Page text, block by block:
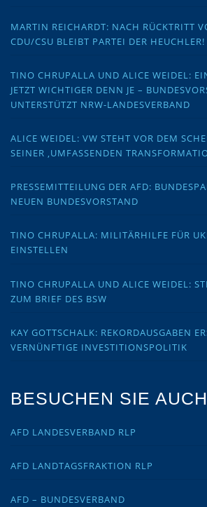
MARTIN REICHARDT: NACH RÜCKTRITT
CDU/CSU BLEIBT PARTEI DER HEUCHLER!
TINO CHRUPALLA UND ALICE WEIDEL:
JETZT WICHTIGER DENN JE –
UNTERSTÜTZT NRW-LANDESVERBAND
ALICE WEIDEL: VW STEHT VOR DEM
SEINER ‚UMFASSENDEN
PRESSEMITTEILUNG DER AFD:
NEUEN BUNDESVORSTAND
TINO CHRUPALLA: MILITÄRHILFE FÜR
EINSTELLEN
TINO CHRUPALLA UND ALICE WEIDEL:
ZUM BRIEF DES BSW
KAY GOTTSCHALK: REKORDAUSGABEN
VERNÜNFTIGE INVESTITIONSPOLITIK
BESUCHEN SIE AUCH
AFD LANDESVERBAND RLP
AFD LANDTAGSFRAKTION RLP
AFD – BUNDESVERBAND